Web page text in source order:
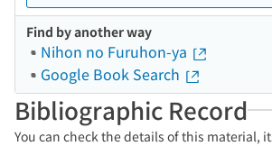
Find by another way
Nihon no Furuhon-ya
Google Book Search
Bibliographic Record
You can check the details of this material,